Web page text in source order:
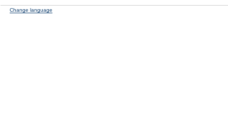
Change language